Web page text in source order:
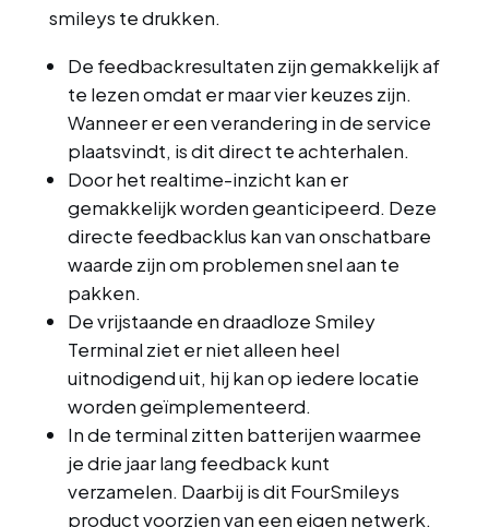
smileys te drukken.
De feedbackresultaten zijn gemakkelijk af
te lezen omdat er maar vier keuzes zijn.
Wanneer er een verandering in de service
plaatsvindt, is dit direct te achterhalen.
Door het realtime-inzicht kan er
gemakkelijk worden geanticipeerd. Deze
directe feedbacklus kan van onschatbare
waarde zijn om problemen snel aan te
pakken.
De vrijstaande en draadloze Smiley
Terminal ziet er niet alleen heel
uitnodigend uit, hij kan op iedere locatie
worden geïmplementeerd.
In de terminal zitten batterijen waarmee
je drie jaar lang feedback kunt
verzamelen. Daarbij is dit FourSmileys
product voorzien van een eigen netwerk.